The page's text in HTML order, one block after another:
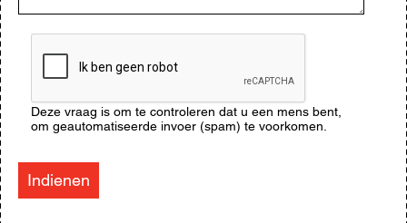
Deze vraag is om te controleren dat u een mens bent,
om geautomatiseerde invoer (spam) te voorkomen.
Indienen